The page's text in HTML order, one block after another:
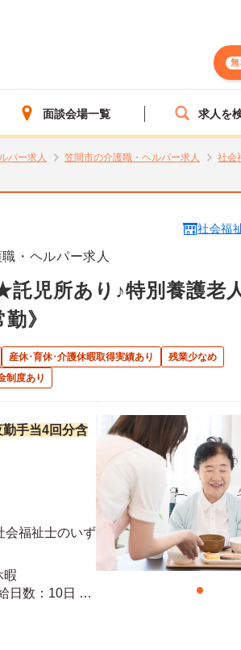
面談会場一覧 求人を
パー求人 笠間市の介護職・ヘルパー求人
社会
社会福
・ヘルパー求人
託児所あり♪特別養護老
》
産休･育休･介護休暇取得実績あり
残業少なめ
制度あり
勤手当4回分含
会福祉士のいず
暇